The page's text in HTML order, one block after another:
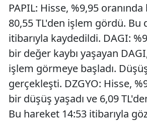
PAPIL: Hisse, %9,95
80,55 TL'den işlem gördü. Bu
itibarıyla kaydedildi. DAGI:
bir değer kaybı yaşayan
işlem görmeye başladı.
gerçekleşti. DZGYO: Hisse,
bir düşüş yaşadı ve 6,09
Bu hareket 14:53 itibarıyla